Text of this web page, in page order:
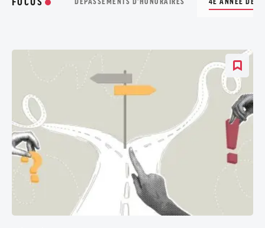
FOCUS DÉPASSEMENTS D'HONORAIRES 4E ANNÉE DE